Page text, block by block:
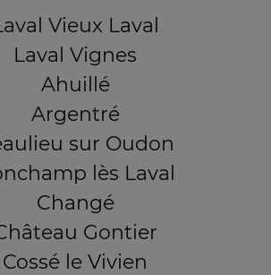
Vieux Laval
Laval Vignes
Ahuillé
Argentré
sur Oudon
lès Laval
Changé
Gontier
Cossé le Vivien